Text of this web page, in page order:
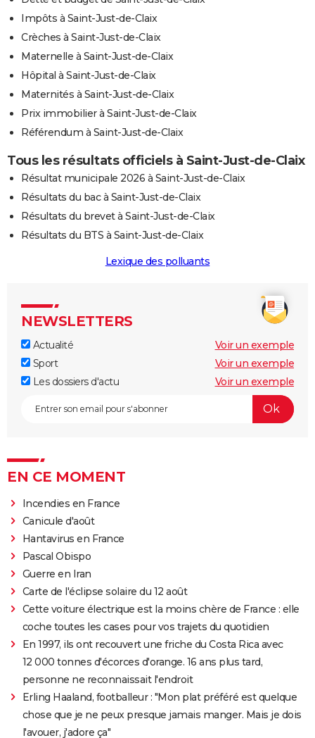
Impôts à Saint-Just-de-Claix
Crèches à Saint-Just-de-Claix
Maternelle à Saint-Just-de-Claix
Hôpital à Saint-Just-de-Claix
Maternités à Saint-Just-de-Claix
Prix immobilier à Saint-Just-de-Claix
Référendum à Saint-Just-de-Claix
Tous les résultats officiels à Saint-Just-de-Claix
Résultat municipale 2026 à Saint-Just-de-Claix
Résultats du bac à Saint-Just-de-Claix
Résultats du brevet à Saint-Just-de-Claix
Résultats du BTS à Saint-Just-de-Claix
Lexique des polluants
NEWSLETTERS
Actualité
Voir un exemple
Sport
Voir un exemple
Les dossiers d'actu
Voir un exemple
EN CE MOMENT
Incendies en France
Canicule d'août
Hantavirus en France
Pascal Obispo
Guerre en Iran
Carte de l'éclipse solaire du 12 août
Cette voiture électrique est la moins chère de France : elle
coche toutes les cases pour vos trajets du quotidien
En 1997, ils ont recouvert une friche du Costa Rica avec
12 000 tonnes d'écorces d'orange. 16 ans plus tard,
personne ne reconnaissait l'endroit
Erling Haaland, footballeur : "Mon plat préféré est quelque
chose que je ne peux presque jamais manger. Mais je dois
l'avouer, j'adore ça"